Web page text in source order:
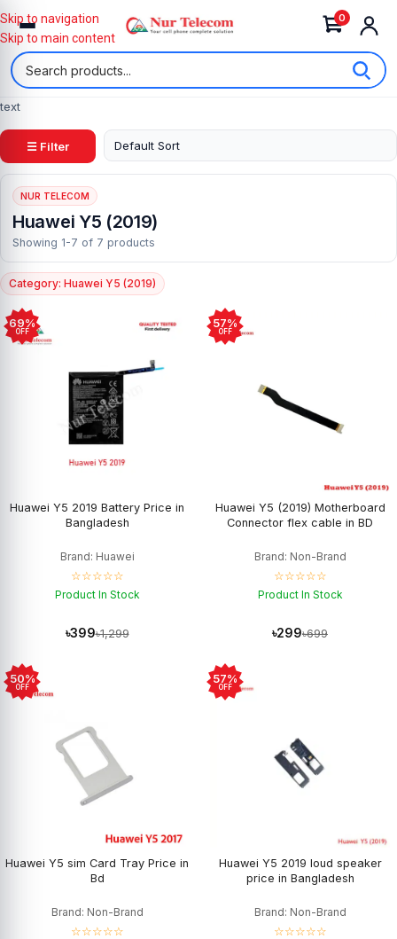
0
Skip to navigation
Skip to main content
text
☰ Filter
NUR TELECOM
Huawei Y5 (2019)
Showing 1-7 of 7 products
Category: Huawei Y5 (2019)
69%
OFF
Huawei Y5 2019 Battery Price in
Bangladesh
Brand: Huawei
☆☆☆☆☆
Product In Stock
৳399৳1,299
57%
OFF
Huawei Y5 (2019) Motherboard
Connector flex cable in BD
Brand: Non-Brand
☆☆☆☆☆
Product In Stock
৳299৳699
50%
OFF
Huawei Y5 sim Card Tray Price in
Bd
Brand: Non-Brand
☆☆☆☆☆
57%
OFF
Huawei Y5 2019 loud speaker
price in Bangladesh
Brand: Non-Brand
☆☆☆☆☆